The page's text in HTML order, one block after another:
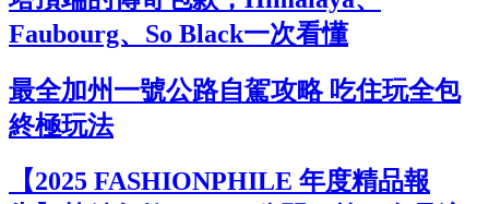
Faubourg、So Black一次看懂
最全加州一號公路自駕攻略 吃住玩全包
終極玩法
【2025 FASHIONPHILE 年度精品報